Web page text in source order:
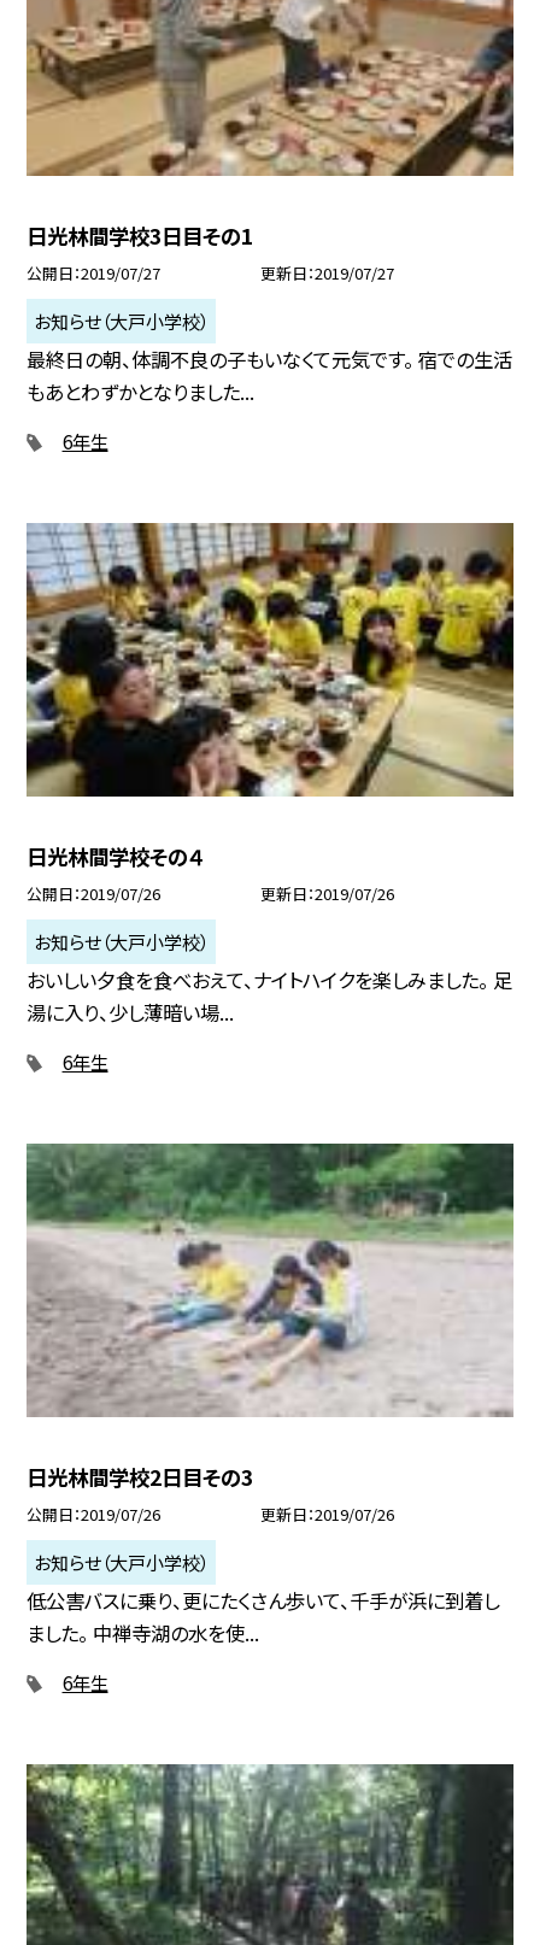
日光林間学校3日目その1
公開日 2019/07/27 更新日 2019/07/27
お知らせ（大戸小学校）
最終日の朝、体調不良の子もいなくて元気です。 宿での生活
もあとわずかとなりました...
6年生
日光林間学校その４
公開日 2019/07/26 更新日 2019/07/26
お知らせ（大戸小学校）
おいしい夕食を食べおえて、ナイトハイクを楽しみました。 足
湯に入り、少し薄暗い場...
6年生
日光林間学校2日目その3
公開日 2019/07/26 更新日 2019/07/26
お知らせ（大戸小学校）
低公害バスに乗り、更にたくさん歩いて、千手が浜に到着し
ました。 中禅寺湖の水を使...
6年生